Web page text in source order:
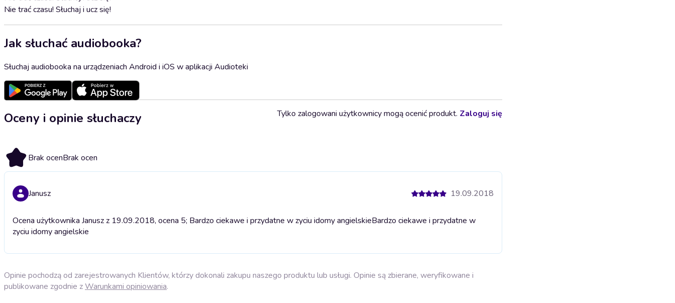
Nie trać czasu! Słuchaj i ucz się!
Jak słuchać audiobooka?
Słuchaj audiobooka na urządzeniach Android i iOS w aplikacji Audioteki
Oceny i opinie słuchaczy
Brak ocenBrak ocen
Tylko zalogowani użytkownicy mogą ocenić produkt. Zaloguj się
Janusz 19.09.2018
Ocena użytkownika Janusz z 19.09.2018, ocena 5; Bardzo ciekawe i przydatne w zyciu idomy angielskieBardzo ciekawe i przydatne w
zyciu idomy angielskie
Opinie pochodzą od zarejestrowanych Klientów, którzy dokonali zakupu naszego produktu lub usługi. Opinie są zbierane, weryfikowane i
publikowane zgodnie zWarunkami opiniowania.